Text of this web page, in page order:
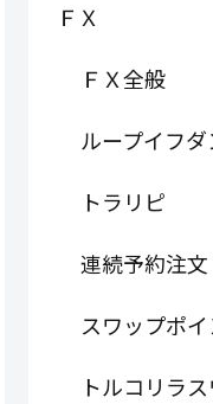
ＦＸ
ＦＸ全般
ループイフダ
トラリピ
連続予約注文
スワップポ
トルコリラ